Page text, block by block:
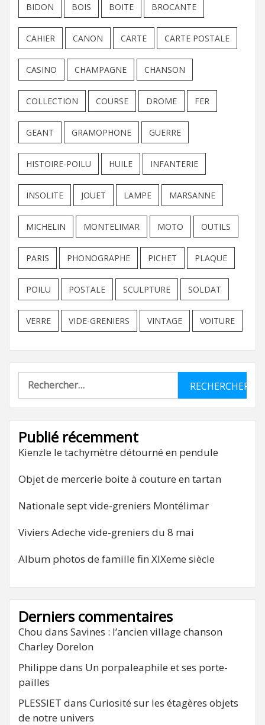
BIDON BOIS BOITE BROCANTE
CAHIER CANON CARTE CARTE POSTALE
CASINO CHAMPAGNE CHANSON
COLLECTION COURSE DROME FER
GEANT GRAMOPHONE GUERRE
HISTOIRE-POILU HUILE INFANTERIE
INSOLITE JOUET LAMPE MARSANNE
MICHELIN MONTELIMAR MOTO OUTILS
PARIS PHONOGRAPHE PICHET PLAQUE
POILU POSTALE SCULPTURE SOLDAT
VERRE VIDE-GRENIERS VINTAGE VOITURE
Rechercher :
Publié récemment
Kienzle le tachymètre détourné en pendule
Objet de mercerie boite à couture en tartan
Nationale sept vide-greniers Montélimar
Viviers Adeche vide-greniers du 8 mai
Album photos de famille fin XIXeme siècle
Derniers commentaires
Chou dans Savines : l’ancien village chanson
Charley Dorelon
Philippe dans Un porpaleaphile et ses porte-
pailles
PLESSIET dans Curiosité sur les étagères objets
de notre univers